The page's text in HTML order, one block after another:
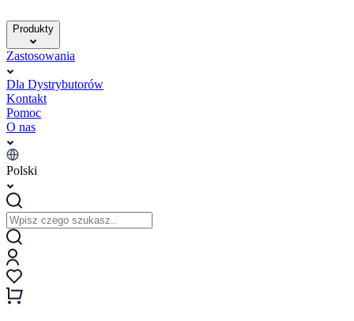
Produkty
Zastosowania
Dla Dystrybutorów
Kontakt
Pomoc
O nas
Polski